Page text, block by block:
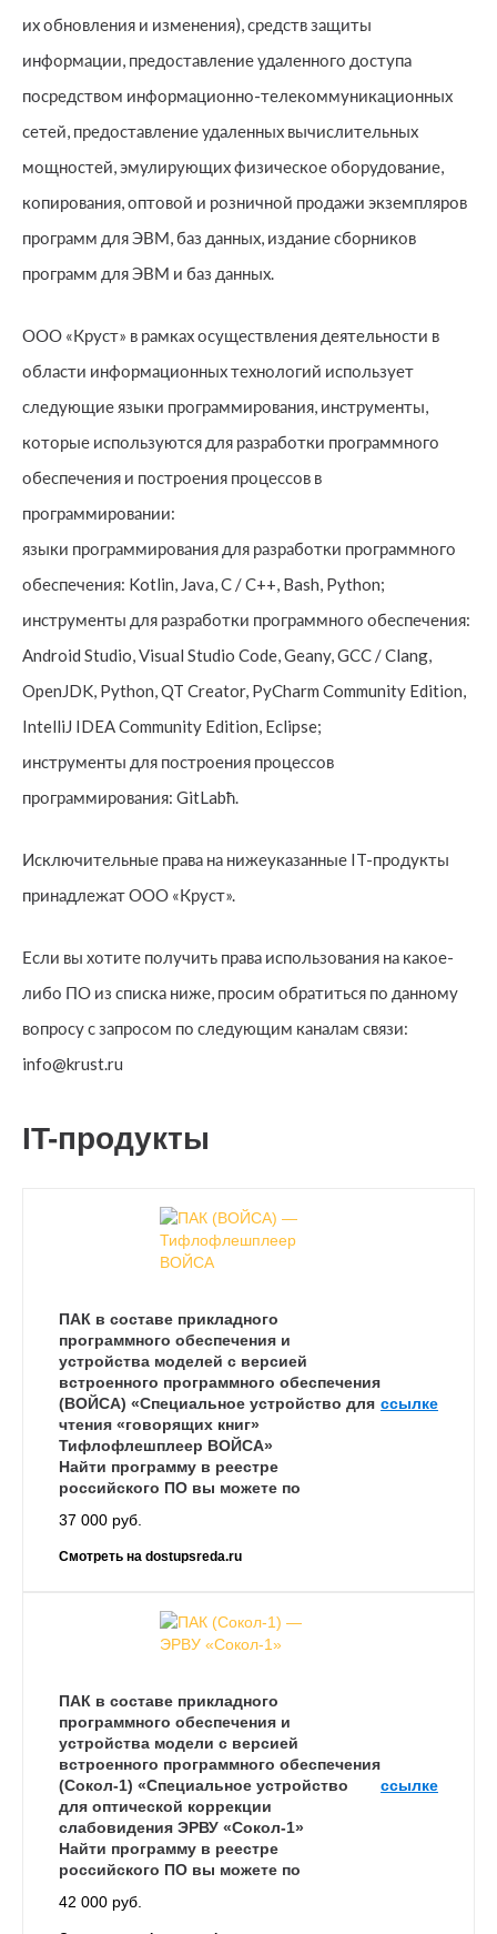
их обновления и изменения), средств защиты
информации, предоставление удаленного доступа
посредством информационно-телекоммуникационных
сетей, предоставление удаленных вычислительных
мощностей, эмулирующих физическое оборудование,
копирования, оптовой и розничной продажи экземпляров
программ для ЭВМ, баз данных, издание сборников
программ для ЭВМ и баз данных.
ООО «Круст» в рамках осуществления деятельности в
области информационных технологий использует
следующие языки программирования, инструменты,
которые используются для разработки программного
обеспечения и построения процессов в
программировании:
языки программирования для разработки программного
обеспечения: Kotlin, Java, C / C++, Bash, Python;
инструменты для разработки программного обеспечения:
Android Studio, Visual Studio Code, Geany, GCC / Clang,
OpenJDK, Python, QT Creator, PyCharm Community Edition,
IntelliJ IDEA Community Edition, Eclipse;
инструменты для построения процессов
программирования: GitLabћ.
Исключительные права на нижеуказанные IT-продукты
принадлежат ООО «Круст».
Если вы хотите получить права использования на какое-
либо ПО из списка ниже, просим обратиться по данному
вопросу с запросом по следующим каналам связи:
info@krust.ru
IT-продукты
ПАК в составе прикладного
программного обеспечения и
устройства моделей с версией
встроенного программного обеспечения
(ВОЙСА) «Специальное устройство для
чтения «говорящих книг»
Тифлофлешплеер ВОЙСА»
Найти программу в реестре
российского ПО вы можете по
ссылке
37 000 руб.
Смотреть на dostupsreda.ru
ПАК в составе прикладного
программного обеспечения и
устройства модели с версией
встроенного программного обеспечения
(Сокол-1) «Специальное устройство
для оптической коррекции
слабовидения ЭРВУ «Сокол-1»
Найти программу в реестре
российского ПО вы можете по
ссылке
42 000 руб.